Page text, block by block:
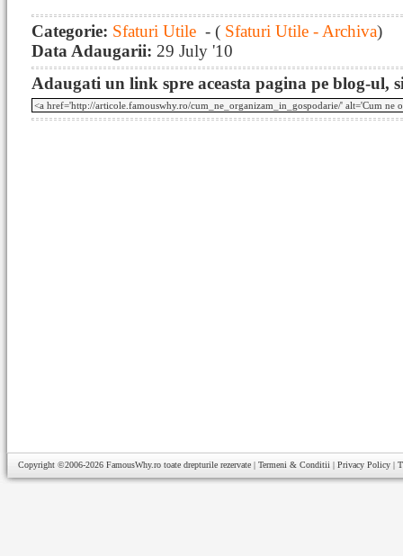
Categorie: Sfaturi Utile - ( Sfaturi Utile - Archiva)
Data Adaugarii: 29 July '10
Adaugati un link spre aceasta pagina pe blog-ul,
Copyright ©2006-2026 FamousWhy.ro toate drepturile rezervate | Termeni & Conditii | Privacy Policy |